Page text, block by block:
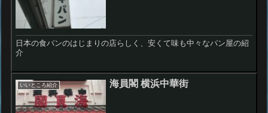
日本の食パンのはじまりの店らしく、安くて味も中々なパン屋の紹
介
いいところ紹介 海員閣 横浜中華街